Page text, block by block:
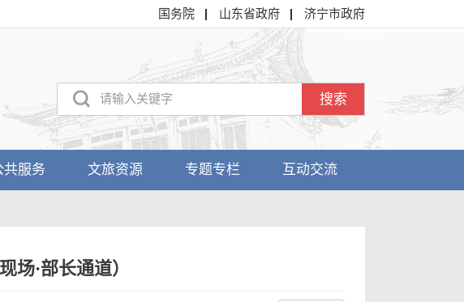
济宁市政府
山东省政府
国务院
搜索
共服务 文旅资源 专题专栏 互动交流
场·部长通道）